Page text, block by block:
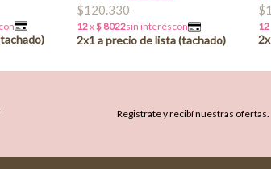
$120.330
Registrate y recibí nuestras ofertas.